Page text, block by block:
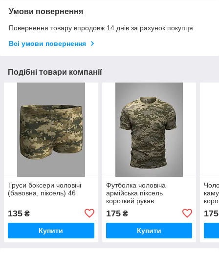
Умови повернення
Повернення товару впродовж 14 днів за рахунок покупця
Всі умови повернення
Подібні товари компанії
Труси боксери чоловічі
(бавовна, піксель) 46
135 ₴
Купити
Футболка чоловіча
армійська піксель
короткий рукав
175₴
Купити
175